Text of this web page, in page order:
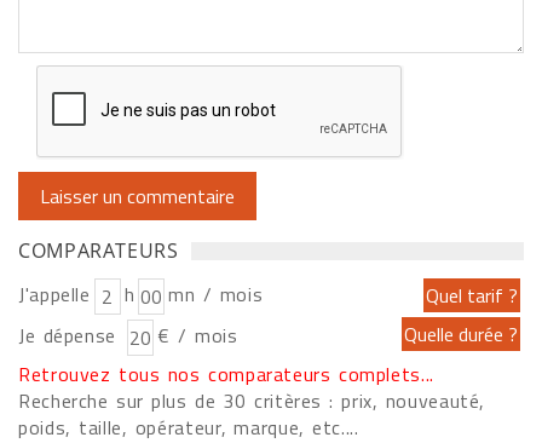
COMPARATEURS
J'appelle h
mn / mois
Je dépense
€ / mois
Retrouvez tous nos comparateurs complets...
Recherche sur plus de 30 critères : prix, nouveauté,
poids, taille, opérateur, marque, etc....